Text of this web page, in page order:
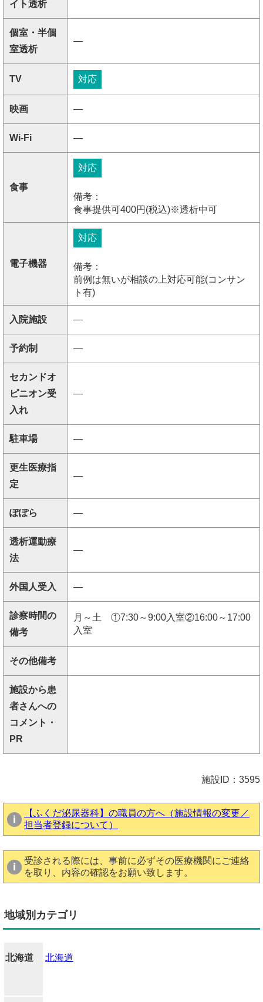
イト透析
個室・半個
室透析
―
TV 対応
映画 ―
Wi-Fi ―
食事
対応
備考：
食事提供可400円(税込)※透析中可
電子機器
対応
備考：
前例は無いが相談の上対応可能(コンサン
ト有)
入院施設 ―
予約制 ―
セカンドオ
ピニオン受
入れ
―
駐車場 ―
更生医療指
定
―
ぽぽら ―
透析運動療
法
―
外国人受入 ―
診察時間の
備考
月～土 ①7:30～9:00入室②16:00～17:00
入室
その他備考
施設から患
者さんへの
コメント・
PR
施設ID：3595
【ふくだ泌尿器科】の職員の方へ（施設情報の変更／
担当者登録について）
受診される際には、事前に必ずその医療機関にご連絡
を取り、内容の確認をお願い致します。
地域別カテゴリ
北海道 北海道